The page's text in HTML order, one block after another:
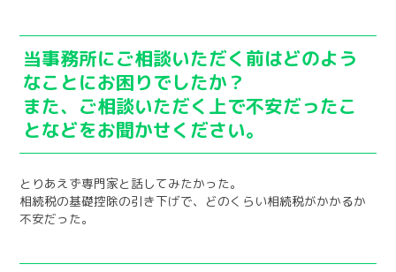
当事務所にご相談いただく前はどのよう
なことにお困りでしたか？
また、ご相談いただく上で不安だったこ
となどをお聞かせください。
とりあえず専門家と話してみたかった。
相続税の基礎控除の引き下げで、どのくらい相続税がかかるか
不安だった。